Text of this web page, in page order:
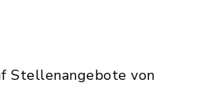
Stellenangebote von